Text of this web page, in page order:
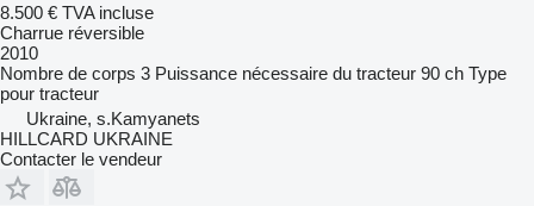
8.500 € TVA incluse
Charrue réversible
2010
Nombre de corps 3 Puissance nécessaire du tracteur 90 ch Type
pour tracteur
Ukraine, s.Kamyanets
HILLCARD UKRAINE
Contacter le vendeur